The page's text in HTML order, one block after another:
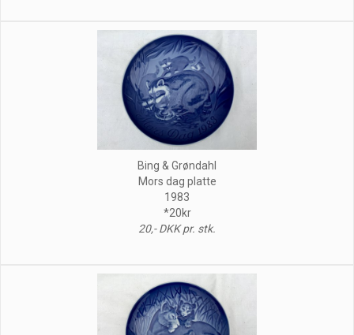
Bing & Grøndahl
Mors dag platte
1983
*20kr
20,- DKK pr. stk.